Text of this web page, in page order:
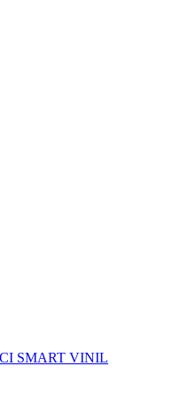
SMART VINIL